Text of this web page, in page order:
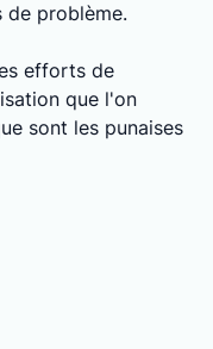
de problème.
efforts de
que l'on
sont les punaises